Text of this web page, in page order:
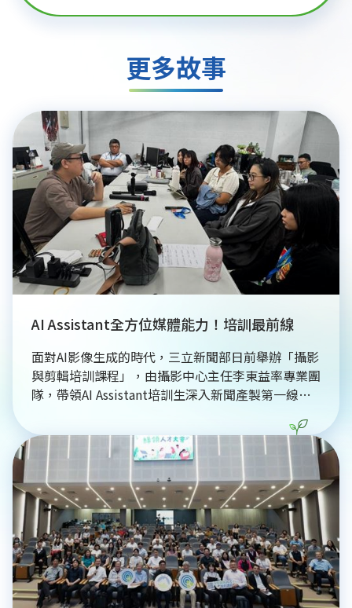
更多故事
AI Assistant全方位媒體能力！培訓最前線
面對AI影像生成的時代，三立新聞部日前舉辦「攝影
與剪輯培訓課程」，由攝影中心主任李東益率專業團
隊，帶領AI Assistant培訓生深入新聞產製第一線。
與視覺構圖仍是影像工作者的核心競爭力。透過實地
拍攝演練、作品講評及業界剪輯系統實作，引導學員
從鏡位設計到後製節奏掌握，建立完整的影音製作觀
念。三立新聞部藉由產學合作，結合AI科技與媒體實
務，致力培育兼具數位應用與新聞專業的跨域人才，
協助學生接軌產業，共同迎接媒體數位轉型趨勢。